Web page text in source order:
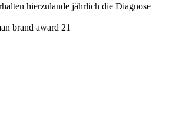
hierzulande jährlich die Diagnose